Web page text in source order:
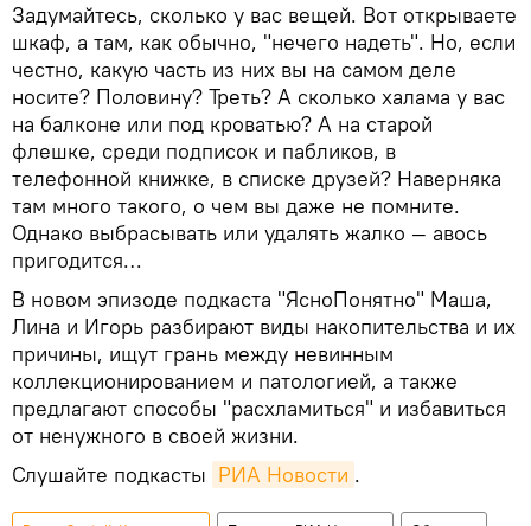
Задумайтесь, сколько у вас вещей. Вот открываете
шкаф, а там, как обычно, "нечего надеть". Но, если
честно, какую часть из них вы на самом деле
носите? Половину? Треть? А сколько халама у вас
на балконе или под кроватью? А на старой
флешке, среди подписок и пабликов, в
телефонной книжке, в списке друзей? Наверняка
там много такого, о чем вы даже не помните.
Однако выбрасывать или удалять жалко — авось
пригодится…
В новом эпизоде подкаста "ЯсноПонятно" Маша,
Лина и Игорь разбирают виды накопительства и их
причины, ищут грань между невинным
коллекционированием и патологией, а также
предлагают способы "расхламиться" и избавиться
от ненужного в своей жизни.
Слушайте подкасты РИА Новости .